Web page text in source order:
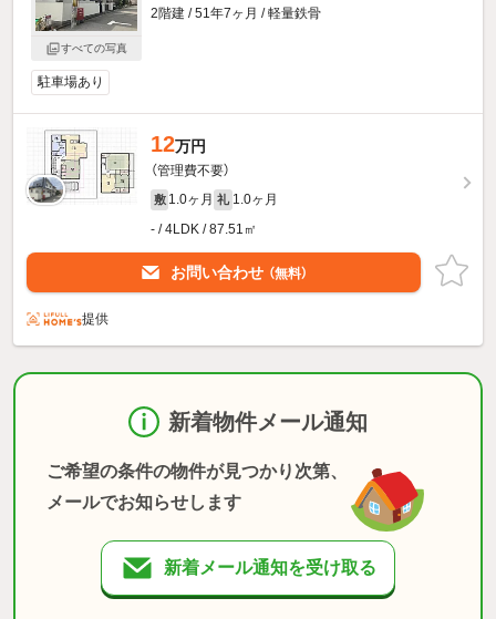
すべての写真
2階建 / 51年7ヶ月 / 軽量鉄骨
駐車場あり
12万円
（管理費不要）
敷 1.0ヶ月 礼 1.0ヶ月
- / 4LDK / 87.51㎡
お問い合わせ （無料）
提供
新着物件メール通知
ご希望の条件の物件が見つかり次第、
メールでお知らせします
新着メール通知を受け取る